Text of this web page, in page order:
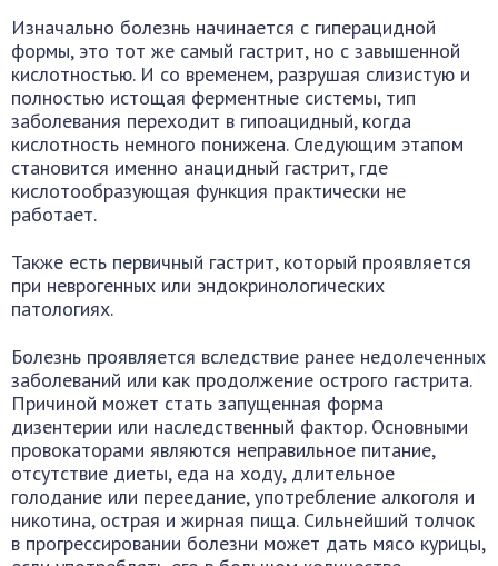
Изначально болезнь начинается с гиперацидной
формы, это тот же самый гастрит, но с завышенной
кислотностью. И со временем, разрушая слизистую и
полностью истощая ферментные системы, тип
заболевания переходит в гипоацидный, когда
кислотность немного понижена. Следующим этапом
становится именно анацидный гастрит, где
кислотообразующая функция практически не
работает.
Также есть первичный гастрит, который проявляется
при неврогенных или эндокринологических
патологиях.
Болезнь проявляется вследствие ранее недолеченных
заболеваний или как продолжение острого гастрита.
Причиной может стать запущенная форма
дизентерии или наследственный фактор. Основными
провокаторами являются неправильное питание,
отсутствие диеты, еда на ходу, длительное
голодание или переедание, употребление алкоголя и
никотина, острая и жирная пища. Сильнейший толчок
в прогрессировании болезни может дать мясо курицы,